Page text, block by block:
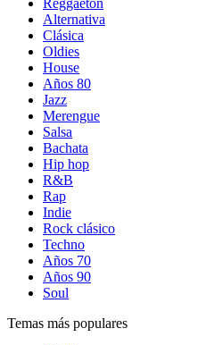
Reggaetón
Alternativa
Clásica
Oldies
House
Años 80
Jazz
Merengue
Salsa
Bachata
Hip hop
R&B
Rap
Indie
Rock clásico
Techno
Años 70
Años 90
Soul
Temas más populares